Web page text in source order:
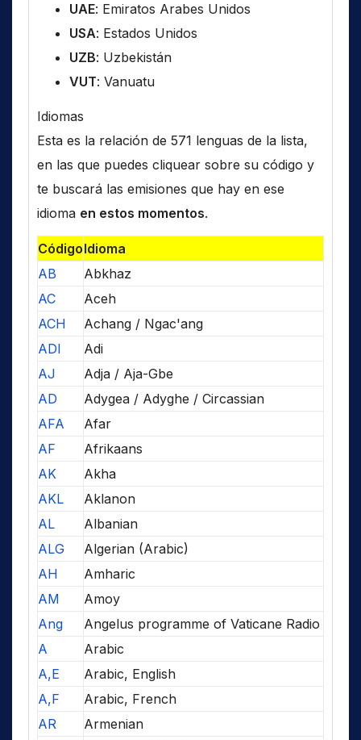
UAE: Emiratos Arabes Unidos
USA: Estados Unidos
UZB: Uzbekistán
VUT: Vanuatu
Idiomas
Esta es la relación de 571 lenguas de la lista,
en las que puedes cliquear sobre su código y
te buscará las emisiones que hay en ese
idioma en estos momentos.
CódigoIdioma
AB
Abkhaz
AC
Aceh
ACH
Achang / Ngac'ang
ADI
Adi
AJ
Adja / Aja-Gbe
AD
Adygea / Adyghe / Circassian
AFA
Afar
AF
Afrikaans
AK
Akha
AKL
Aklanon
AL
Albanian
ALG
Algerian (Arabic)
AH
Amharic
AM
Amoy
Ang
Angelus programme of Vaticane Radio
A
Arabic
A,E
Arabic, English
A,F
Arabic, French
AR
Armenian